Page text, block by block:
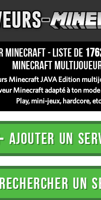
Minecraft - Liste de
Minecraft
Minecraft JAVA Edition
Minecraft adapté à ton mode
Play, mini-jeux, hardcore,
AJOUTER UN
UN